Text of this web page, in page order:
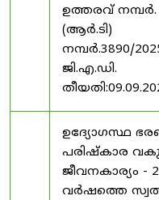
ഉത്തരവ് നമ്പർ.
(ആർ.ടി)
നമ്പർ.3890/
ജി.എ.ഡി.
ഉദ്യോഗസ്ഥ
പരിഷ്കാര
ജീവനകാര്യം -
വർഷത്തെ